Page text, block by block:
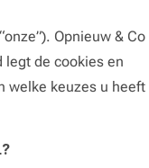
Opnieuw &
legt de cookies en
welke keuzes u